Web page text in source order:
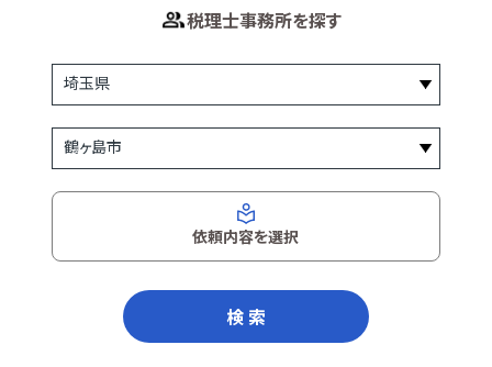
税理士事務所を探す
依頼内容を選択
検 索